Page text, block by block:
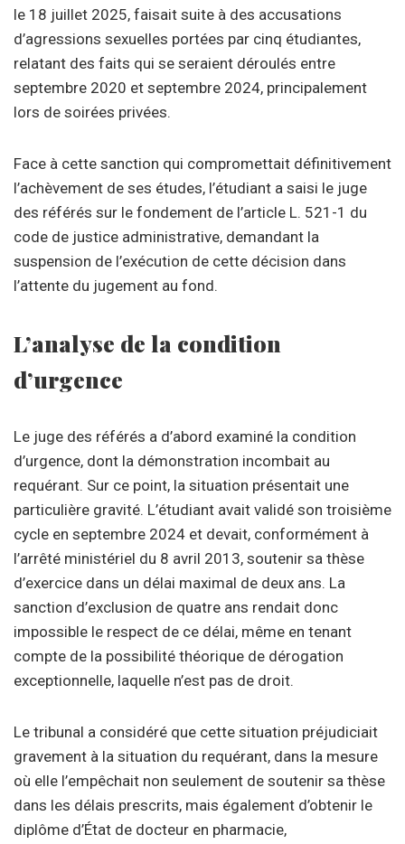
le 18 juillet 2025, faisait suite à des accusations
d’agressions sexuelles portées par cinq étudiantes,
relatant des faits qui se seraient déroulés entre
septembre 2020 et septembre 2024, principalement
lors de soirées privées.
Face à cette sanction qui compromettait définitivement
l’achèvement de ses études, l’étudiant a saisi le juge
des référés sur le fondement de l’article L. 521-1 du
code de justice administrative, demandant la
suspension de l’exécution de cette décision dans
l’attente du jugement au fond.
L’analyse de la condition
d’urgence
Le juge des référés a d’abord examiné la condition
d’urgence, dont la démonstration incombait au
requérant. Sur ce point, la situation présentait une
particulière gravité. L’étudiant avait validé son troisième
cycle en septembre 2024 et devait, conformément à
l’arrêté ministériel du 8 avril 2013, soutenir sa thèse
d’exercice dans un délai maximal de deux ans. La
sanction d’exclusion de quatre ans rendait donc
impossible le respect de ce délai, même en tenant
compte de la possibilité théorique de dérogation
exceptionnelle, laquelle n’est pas de droit.
Le tribunal a considéré que cette situation préjudiciait
gravement à la situation du requérant, dans la mesure
où elle l’empêchait non seulement de soutenir sa thèse
dans les délais prescrits, mais également d’obtenir le
diplôme d’État de docteur en pharmacie,